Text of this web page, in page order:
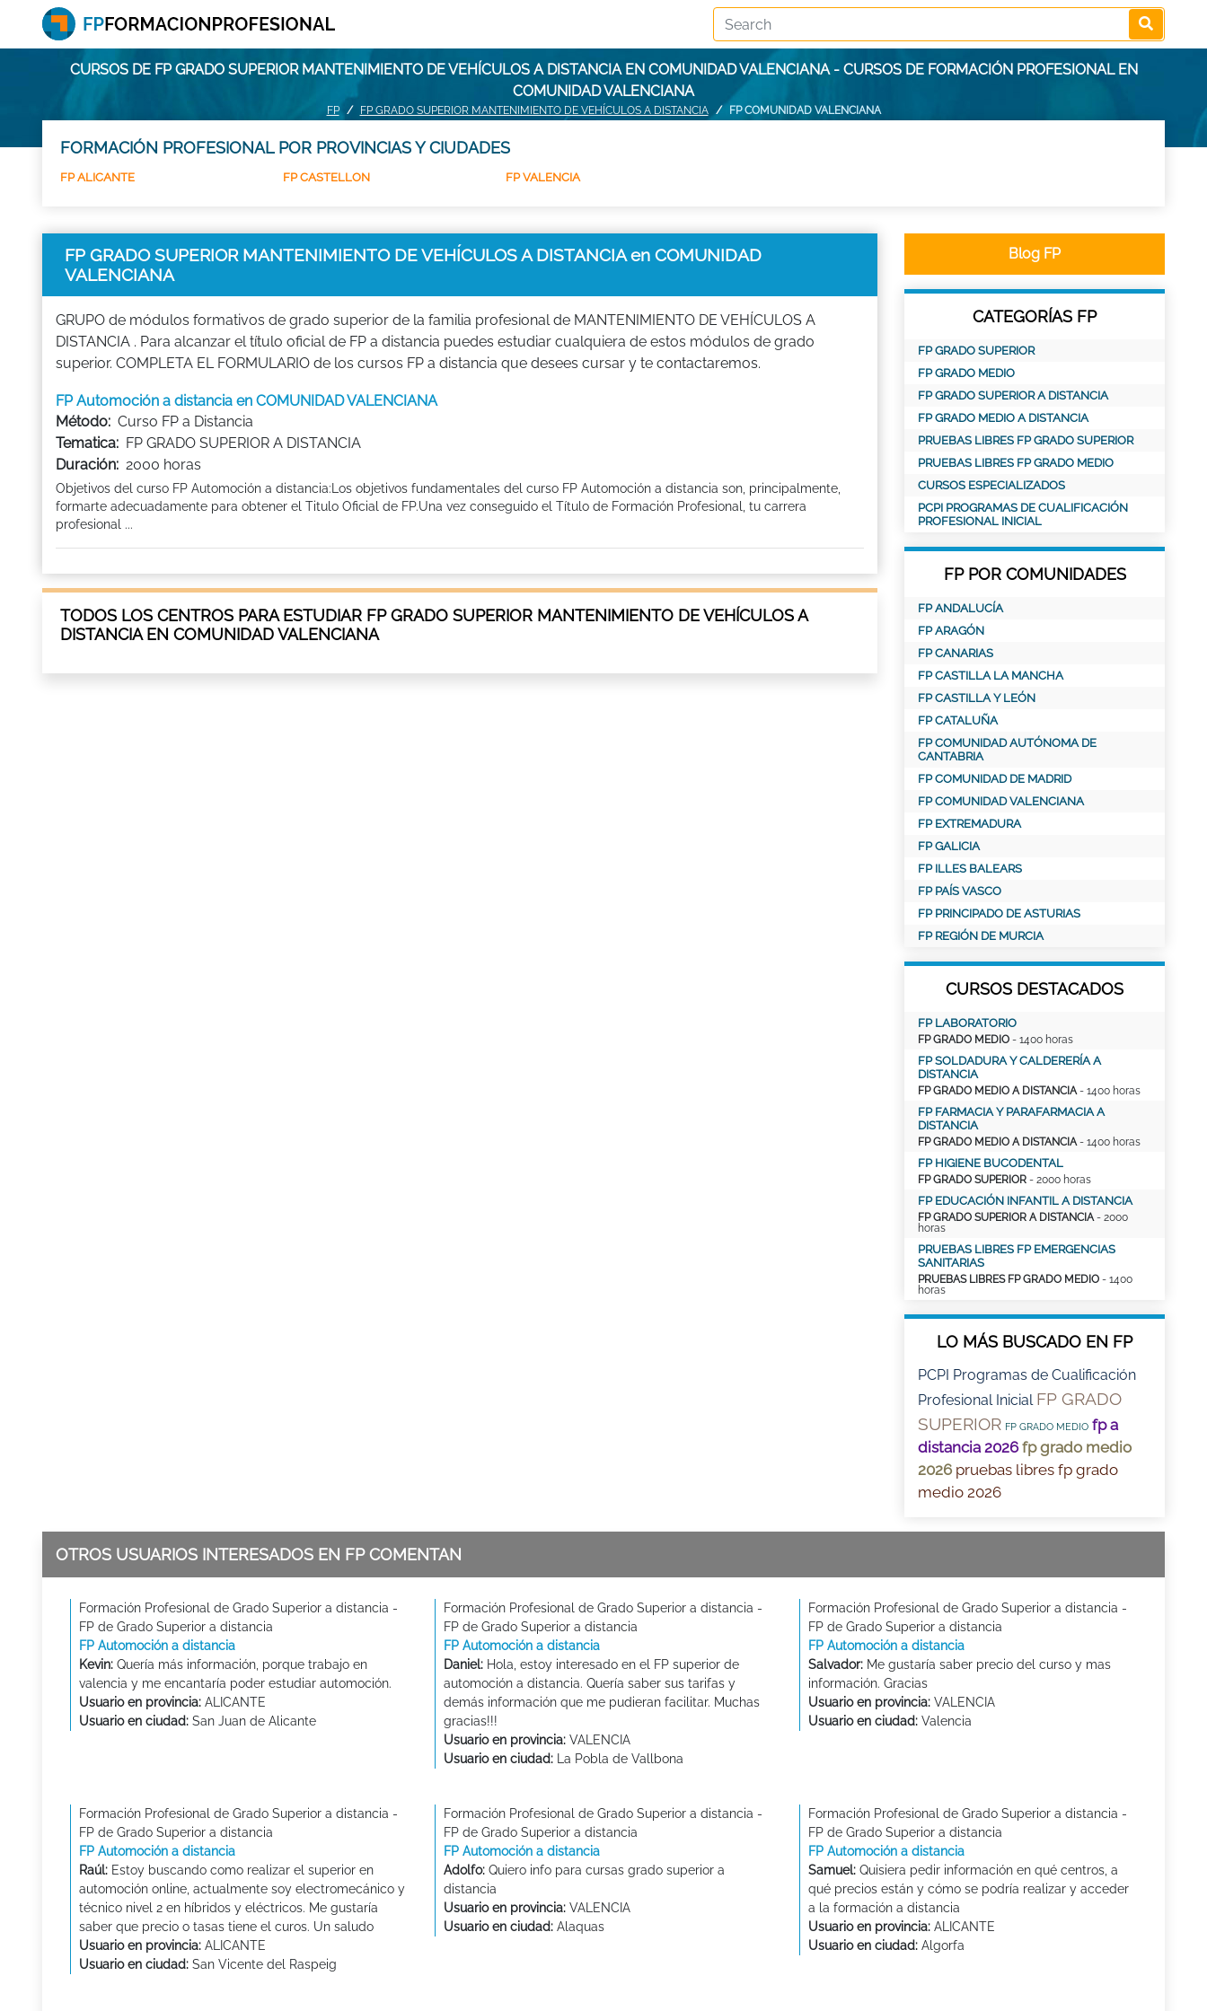
CURSOS DE FP GRADO SUPERIOR MANTENIMIENTO DE VEHÍCULOS A DISTANCIA EN COMUNIDAD VALENCIANA - CURSOS DE FORMACIÓN PROFESIONAL EN
COMUNIDAD VALENCIANA
FP FP GRADO SUPERIOR MANTENIMIENTO DE VEHÍCULOS A DISTANCIA FP COMUNIDAD VALENCIANA
FORMACIÓN PROFESIONAL POR PROVINCIAS Y CIUDADES
FP ALICANTE FP CASTELLON FP VALENCIA
FP GRADO SUPERIOR MANTENIMIENTO DE VEHÍCULOS A DISTANCIA en COMUNIDAD
VALENCIANA
GRUPO de módulos formativos de grado superior de la familia profesional de MANTENIMIENTO DE VEHÍCULOS A
DISTANCIA . Para alcanzar el título oficial de FP a distancia puedes estudiar cualquiera de estos módulos de grado
superior. COMPLETA EL FORMULARIO de los cursos FP a distancia que desees cursar y te contactaremos.
FP Automoción a distancia en COMUNIDAD VALENCIANA
Método: Curso FP a Distancia
Tematica: FP GRADO SUPERIOR A DISTANCIA
Duración: 2000 horas
Objetivos del curso FP Automoción a distancia:Los objetivos fundamentales del curso FP Automoción a distancia son, principalmente,
formarte adecuadamente para obtener el Titulo Oficial de FP.Una vez conseguido el Título de Formación Profesional, tu carrera
profesional ...
TODOS LOS CENTROS PARA ESTUDIAR FP GRADO SUPERIOR MANTENIMIENTO DE VEHÍCULOS A
DISTANCIA EN COMUNIDAD VALENCIANA
Blog FP
CATEGORÍAS FP
FP GRADO SUPERIOR
FP GRADO MEDIO
FP GRADO SUPERIOR A DISTANCIA
FP GRADO MEDIO A DISTANCIA
PRUEBAS LIBRES FP GRADO SUPERIOR
PRUEBAS LIBRES FP GRADO MEDIO
CURSOS ESPECIALIZADOS
PCPI PROGRAMAS DE CUALIFICACIÓN
PROFESIONAL INICIAL
FP POR COMUNIDADES
FP ANDALUCÍA
FP ARAGÓN
FP CANARIAS
FP CASTILLA LA MANCHA
FP CASTILLA Y LEÓN
FP CATALUÑA
FP COMUNIDAD AUTÓNOMA DE
CANTABRIA
FP COMUNIDAD DE MADRID
FP COMUNIDAD VALENCIANA
FP EXTREMADURA
FP GALICIA
FP ILLES BALEARS
FP PAÍS VASCO
FP PRINCIPADO DE ASTURIAS
FP REGIÓN DE MURCIA
CURSOS DESTACADOS
FP LABORATORIO
FP GRADO MEDIO - 1400 horas
FP SOLDADURA Y CALDERERÍA A
DISTANCIA
FP GRADO MEDIO A DISTANCIA- 1400 horas
FP FARMACIA Y PARAFARMACIA A
DISTANCIA
FP GRADO MEDIO A DISTANCIA- 1400 horas
FP HIGIENE BUCODENTAL
FP GRADO SUPERIOR - 2000 horas
FP EDUCACIÓN INFANTIL A DISTANCIA
FP GRADO SUPERIOR A DISTANCIA- 2000
horas
PRUEBAS LIBRES FP EMERGENCIAS
SANITARIAS
PRUEBAS LIBRES FP GRADO MEDIO - 1400
horas
LO MÁS BUSCADO EN FP
PCPI Programas de Cualificación
Profesional Inicial FP GRADO
SUPERIOR FP GRADO MEDIO fp a
distancia 2026 fp grado medio
2026 pruebas libres fp grado
medio 2026
OTROS USUARIOS INTERESADOS EN FP COMENTAN
Formación Profesional de Grado Superior a distancia -
FP de Grado Superior a distancia
FP Automoción a distancia
Kevin: Quería más información, porque trabajo en
valencia y me encantaría poder estudiar automoción.
Usuario en provincia: ALICANTE
Usuario en ciudad: San Juan de Alicante
Formación Profesional de Grado Superior a distancia -
FP de Grado Superior a distancia
FP Automoción a distancia
Daniel: Hola, estoy interesado en el FP superior de
automoción a distancia. Quería saber sus tarifas y
demás información que me pudieran facilitar. Muchas
gracias!!!
Usuario en provincia: VALENCIA
Usuario en ciudad: La Pobla de Vallbona
Formación Profesional de Grado Superior a distancia -
FP de Grado Superior a distancia
FP Automoción a distancia
Salvador: Me gustaría saber precio del curso y mas
información. Gracias
Usuario en provincia: VALENCIA
Usuario en ciudad: Valencia
Formación Profesional de Grado Superior a distancia -
FP de Grado Superior a distancia
FP Automoción a distancia
Raúl: Estoy buscando como realizar el superior en
automoción online, actualmente soy electromecánico y
técnico nivel 2 en híbridos y eléctricos. Me gustaría
saber que precio o tasas tiene el curos. Un saludo
Usuario en provincia: ALICANTE
Usuario en ciudad: San Vicente del Raspeig
Formación Profesional de Grado Superior a distancia -
FP de Grado Superior a distancia
FP Automoción a distancia
Adolfo: Quiero info para cursas grado superior a
distancia
Usuario en provincia: VALENCIA
Usuario en ciudad: Alaquas
Formación Profesional de Grado Superior a distancia -
FP de Grado Superior a distancia
FP Automoción a distancia
Samuel: Quisiera pedir información en qué centros, a
qué precios están y cómo se podría realizar y acceder
a la formación a distancia
Usuario en provincia: ALICANTE
Usuario en ciudad: Algorfa